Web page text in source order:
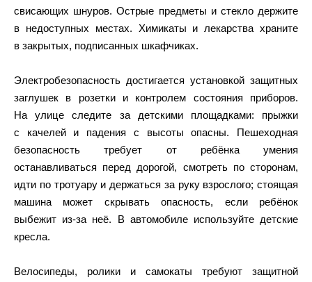
свисающих шнуров. Острые предметы и стекло держите
в недоступных местах. Химикаты и лекарства храните
в закрытых, подписанных шкафчиках.
Электробезопасность достигается установкой защитных
заглушек в розетки и контролем состояния приборов.
На улице следите за детскими площадками: прыжки
с качелей и падения с высоты опасны. Пешеходная
безопасность требует от ребёнка умения
останавливаться перед дорогой, смотреть по сторонам,
идти по тротуару и держаться за руку взрослого; стоящая
машина может скрывать опасность, если ребёнок
выбежит из‑за неё. В автомобиле используйте детские
кресла.
Велосипеды, ролики и самокаты требуют защитной